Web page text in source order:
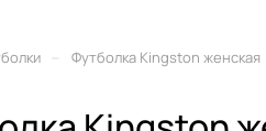
Футболка Kingston женская